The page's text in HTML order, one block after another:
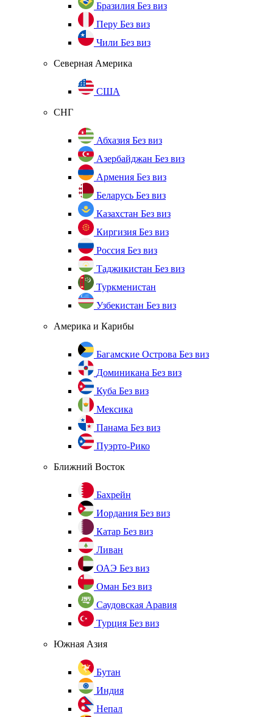
Бразилия Без виз
Перу Без виз
Чили Без виз
Северная Америка
США
СНГ
Абхазия Без виз
Азербайджан Без виз
Армения Без виз
Беларусь Без виз
Казахстан Без виз
Киргизия Без виз
Россия Без виз
Таджикистан Без виз
Туркменистан
Узбекистан Без виз
Америка и Карибы
Багамские Острова Без виз
Доминикана Без виз
Куба Без виз
Мексика
Панама Без виз
Пуэрто-Рико
Ближний Восток
Бахрейн
Иордания Без виз
Катар Без виз
Ливан
ОАЭ Без виз
Оман Без виз
Саудовская Аравия
Турция Без виз
Южная Азия
Бутан
Индия
Непал